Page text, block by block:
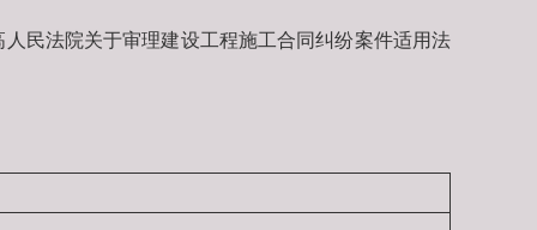
民法院关于审理建设工程施工合同纠纷案件适用法